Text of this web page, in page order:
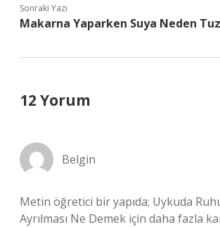
Sonraki Yazı
Makarna Yaparken Suya Neden
12 Yorum
Belgin
Metin öğretici bir yapıda; Uykuda
Ayrılması Ne Demek için daha fazla